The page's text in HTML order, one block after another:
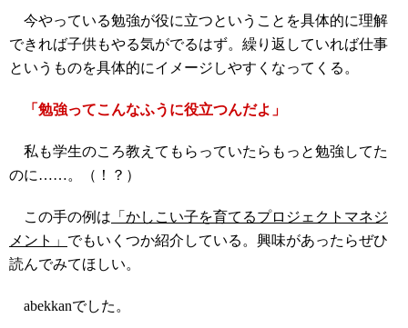
今やっている勉強が役に立つということを具体的に理解
できれば子供もやる気がでるはず。繰り返していれば仕事
というものを具体的にイメージしやすくなってくる。
「勉強ってこんなふうに役立つんだよ」
私も学生のころ教えてもらっていたらもっと勉強してた
のに……。（！？）
この手の例は 「かしこい子を育てるプロジェクトマネジ
メント」 でもいくつか紹介している。興味があったらぜひ
読んでみてほしい。
abekkanでした。